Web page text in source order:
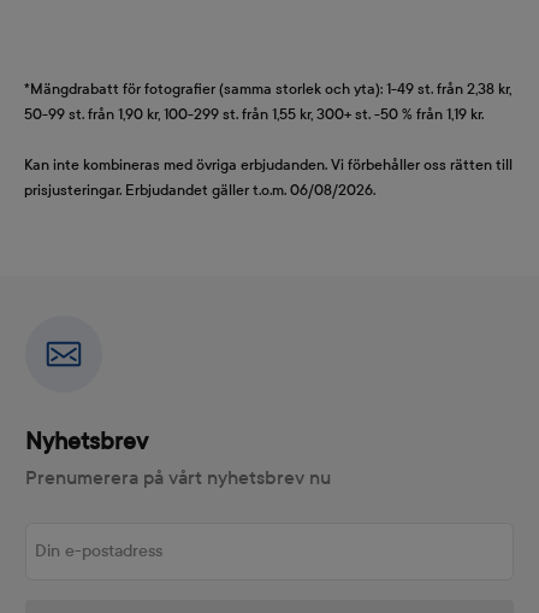
*Mängdrabatt för fotografier (samma storlek och yta): 1-49 st. från 2,38 kr,
50-99 st. från 1,90 kr, 100-299 st. från 1,55 kr, 300+ st. -50 % från 1,19 kr.
Kan inte kombineras med övriga erbjudanden. Vi förbehåller oss rätten till
prisjusteringar. Erbjudandet gäller t.o.m. 06/08/2026.
Nyhetsbrev
Prenumerera på vårt nyhetsbrev nu